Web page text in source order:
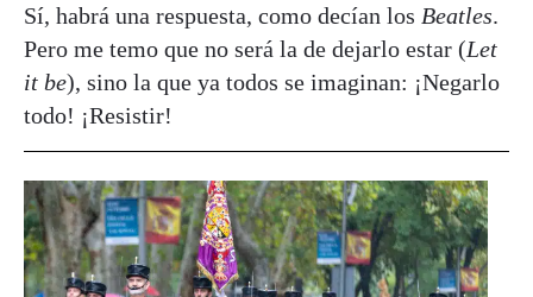
Sí, habrá una respuesta, como decían los Beatles.
Pero me temo que no será la de dejarlo estar (Let
it be), sino la que ya todos se imaginan: ¡Negarlo
todo! ¡Resistir!